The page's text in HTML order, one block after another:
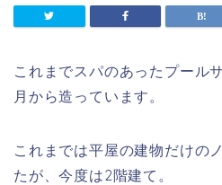
これまでスパのあったプール
月から造っています。
これまでは平屋の建物だけの
たが、今度は2階建て。